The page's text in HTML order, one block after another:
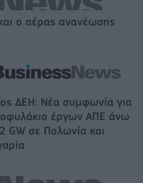
ο αέρας ανανέωσης
ΔΕΗ: Νέα συμφωνία για
έργων ΑΠΕ άνω
GW σε Πολωνία και